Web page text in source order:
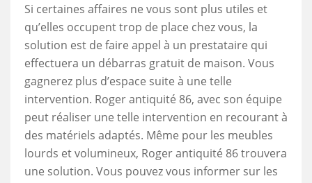
Si certaines affaires ne vous sont plus utiles et
qu’elles occupent trop de place chez vous, la
solution est de faire appel à un prestataire qui
effectuera un débarras gratuit de maison. Vous
gagnerez plus d’espace suite à une telle
intervention. Roger antiquité 86, avec son équipe
peut réaliser une telle intervention en recourant à
des matériels adaptés. Même pour les meubles
lourds et volumineux, Roger antiquité 86 trouvera
une solution. Vous pouvez vous informer sur les